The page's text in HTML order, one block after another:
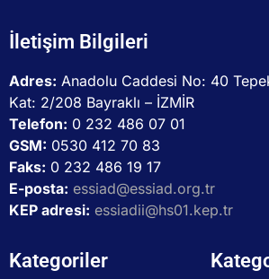
İletişim Bilgileri
Adres: Anadolu Caddesi No: 40
Kat: 2/208 Bayraklı – İZMİR
Telefon: 0 232 486 07 01
GSM: 0530 412 70 83
Faks: 0 232 486 19 17
E-posta: essiad@essiad.org.tr
KEP adresi: essiadii@hs01.kep.tr
Kategoriler